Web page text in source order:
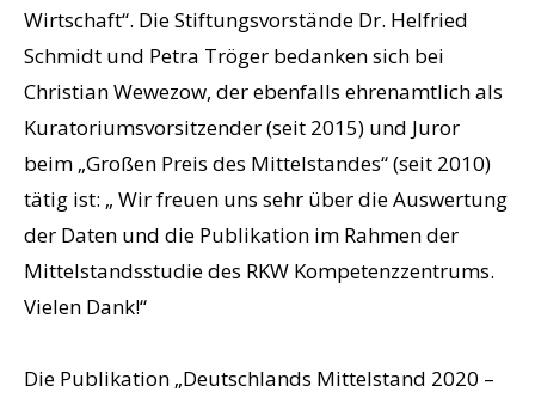
Wirtschaft“. Die Stiftungsvorstände Dr. Helfried
Schmidt und Petra Tröger bedanken sich bei
Christian Wewezow, der ebenfalls ehrenamtlich als
Kuratoriumsvorsitzender (seit 2015) und Juror
beim „Großen Preis des Mittelstandes“ (seit 2010)
tätig ist: „ Wir freuen uns sehr über die Auswertung
der Daten und die Publikation im Rahmen der
Mittelstandsstudie des RKW Kompetenzzentrums.
Vielen Dank!“
Die Publikation „Deutschlands Mittelstand 2020 –